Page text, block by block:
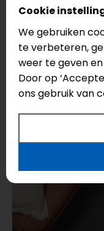
Betonlook Grijs
Legmethode:
Vloertype: Tegel
€43,95
€39,95
Cookie
We gebruiken
te verbeteren,
weer te geven
Door op
ons gebruik van